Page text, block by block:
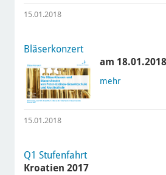
15.01.2018
Bläserkonzert
am 18.01.2018
mehr
15.01.2018
Q1 Stufenfahrt
Kroatien 2017